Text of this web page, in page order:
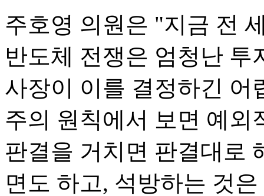
주호영 의원은 "지금 전
반도체 전쟁은 엄청난
사장이 이를 결정하긴
주의 원칙에서 보면 예외
판결을 거치면 판결대로
면도 하고, 석방하는 것